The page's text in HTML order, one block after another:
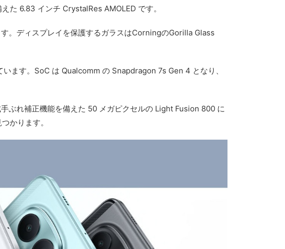
た 6.83 インチ CrystalRes AMOLED です。
。ディスプレイを保護するガラスはCorningのGorilla Glass
ます。SoC は Qualcomm の Snapdragon 7s Gen 4 となり、
ぶれ補正機能を備えた 50 メガピクセルの Light Fusion 800 に
かります。